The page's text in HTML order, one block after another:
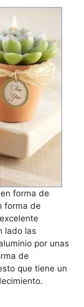
forma de
forma de
lado las
por unas
de
que tiene un